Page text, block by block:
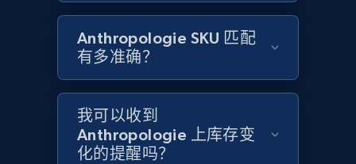
2.1K+ 375+ 立即开始
Home Depot US
URL, Domain, Country code, Model number,
Sku, Product id, Product name, Manufacturer,
and more.
Anthropologie SKU 匹配
有多准确？
我可以收到
Anthropologie 上库存变
化的提醒吗？